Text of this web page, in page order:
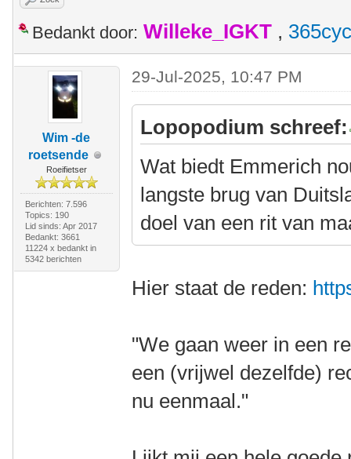
Bedankt door: Willeke_IGKT ,
Wim -de
roetsende
Roeifietser
Berichten: 7.596
Topics: 190
Lid sinds: Apr 2017
Bedankt: 3661
11224 x bedankt in
5342 berichten
29-Jul-2025, 10:47 PM
Lopopodium schreef:
Wat biedt Emmerich
langste brug van
doel van een rit van
Hier staat de reden:
"We gaan weer in een
een (vrijwel dezelfde)
nu eenmaal."